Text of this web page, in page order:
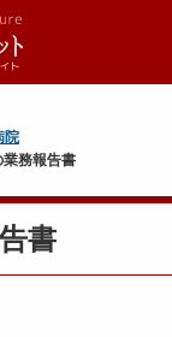
院
務報告書
書